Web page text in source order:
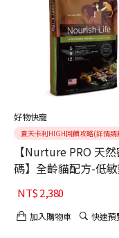
好物快寵
夏天卡利HIGH回饋攻略(詳情請
【Nurture PRO 天然
碼】全齡貓配方-低
5.7kg (貓主食、貓飼
貓糧、貓乾糧)
NT$2,380
加入購物車 快速預